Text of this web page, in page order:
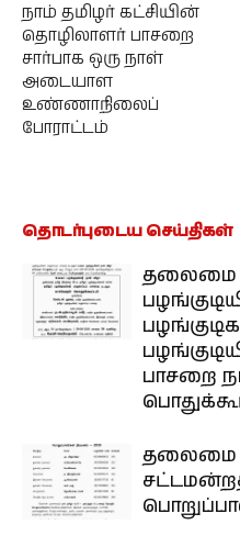
நாம் தமிழர் கட்சியின்
தொழிலாளர் பாசறை
சார்பாக ஒரு நாள்
அடையாள
உண்ணாநிலைப்
போராட்டம்
தொடர்புடைய செய்திகள்
தலைமை
பாசறை
தலைமை